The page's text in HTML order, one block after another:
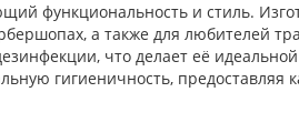
функциональность и стиль.
а также для любителей
что делает её
гигиеничность, предоставляя